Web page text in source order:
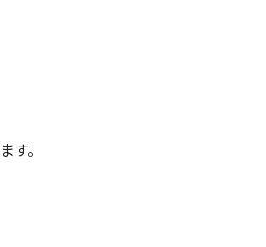
す。